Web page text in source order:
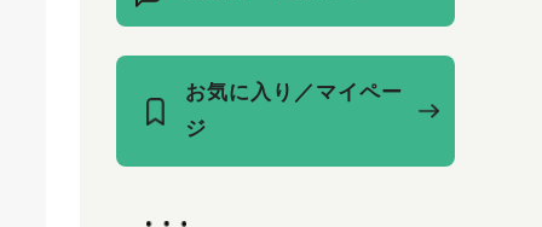
お気に入り／マイペー
ジ